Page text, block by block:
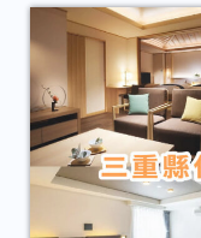
【三重縣伊勢
｜伊勢市站｜